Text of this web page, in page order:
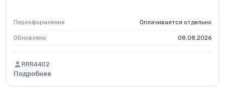
Переоформление Оплачивается отдельно
Обновлено 08.08.2026
RRR4402
Подробнее